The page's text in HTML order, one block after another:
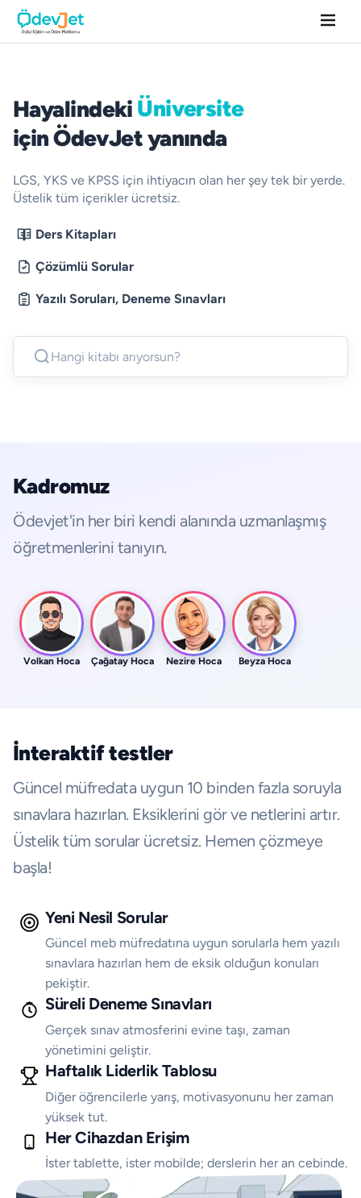
Hayalindeki lise ve üniversite için
Hayalindeki Üniversite
Lise
için ÖdevJet yanında
LGS, YKS ve KPSS için ihtiyacın olan her şey tek bir yerde.
Üstelik tüm içerikler ücretsiz.
Ders Kitapları
Çözümlü Sorular
Yazılı Soruları, Deneme Sınavları
Hangi kitabı arıyorsun?
Kadromuz
Ödevjet'in her biri kendi alanında uzmanlaşmış
öğretmenlerini tanıyın.
Volkan Hoca Çağatay Hoca Nezire Hoca Beyza Hoca
İnteraktif testler
Güncel müfredata uygun 10 binden fazla soruyla
sınavlara hazırlan. Eksiklerini gör ve netlerini artır.
Üstelik tüm sorular ücretsiz. Hemen çözmeye
başla!
Yeni Nesil Sorular
Güncel meb müfredatına uygun sorularla hem yazılı
sınavlara hazırlan hem de eksik olduğun konuları
pekiştir.
Süreli Deneme Sınavları
Gerçek sınav atmosferini evine taşı, zaman
yönetimini geliştir.
Haftalık Liderlik Tablosu
Diğer öğrencilerle yarış, motivasyonunu her zaman
yüksek tut.
Her Cihazdan Erişim
İster tablette, ister mobilde; derslerin her an cebinde.